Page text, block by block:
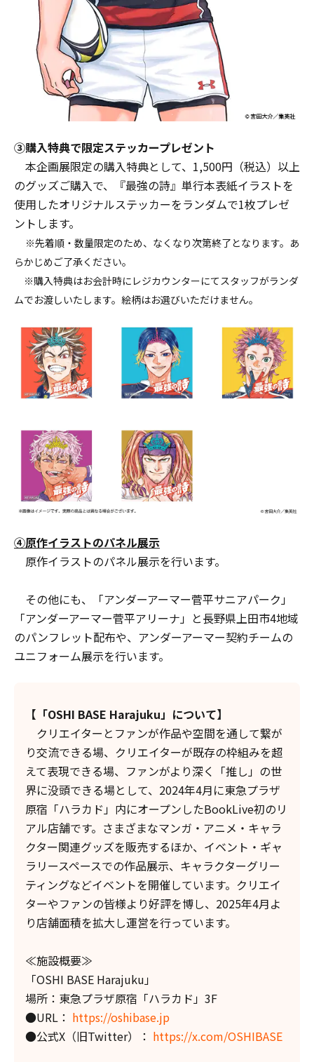
③購入特典で限定ステッカープレゼント
本企画展限定の購入特典として、1,500円（税込）以上
のグッズご購入で、『最強の詩』単行本表紙イラストを
使用したオリジナルステッカーをランダムで1枚プレゼ
ントします。
※先着順・数量限定のため、なくなり次第終了となります。あ
らかじめご了承ください。
※購入特典はお会計時にレジカウンターにてスタッフがランダ
ムでお渡しいたします。絵柄はお選びいただけません。
④原作イラストのパネル展示
原作イラストのパネル展示を行います。
その他にも、「アンダーアーマー菅平サニアパーク」
「アンダーアーマー菅平アリーナ」と長野県上田市4地域
のパンフレット配布や、アンダーアーマー契約チームの
ユニフォーム展示を行います。
【「OSHI BASE Harajuku」について】
クリエイターとファンが作品や空間を通して繋が
り交流できる場、クリエイターが既存の枠組みを超
えて表現できる場、ファンがより深く「推し」の世
界に没頭できる場として、2024年4月に東急プラザ
原宿「ハラカド」内にオープンしたBookLive初のリ
アル店舗です。さまざまなマンガ・アニメ・キャラ
クター関連グッズを販売するほか、イベント・ギャ
ラリースペースでの作品展示、キャラクターグリー
ティングなどイベントを開催しています。クリエイ
ターやファンの皆様より好評を博し、2025年4月よ
り店舗面積を拡大し運営を行っています。
≪施設概要≫
「OSHI BASE Harajuku」
場所：東急プラザ原宿「ハラカド」3F
●URL： https://oshibase.jp
●公式X（旧Twitter）： https://x.com/OSHIBASE